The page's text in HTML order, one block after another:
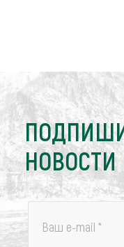
НОВОСТИ
Ваш e-mail *